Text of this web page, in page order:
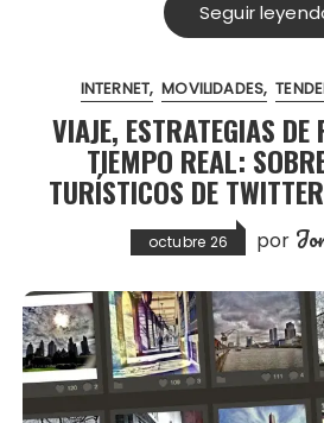
Seguir
INTERNET MOVILIDADES
VIAJE, ESTRATEGIAS
TIEMPO REAL:
TURÍSTICOS DE
octubre 26 por